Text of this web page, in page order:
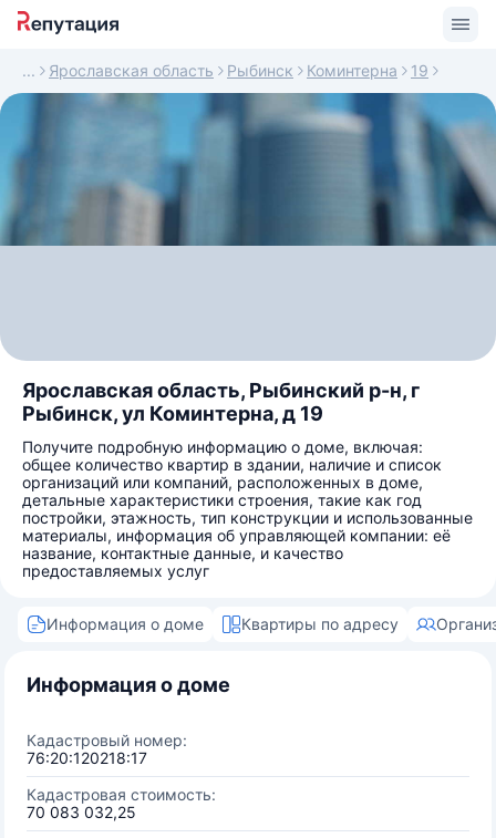
Ярославская область Рыбинск Коминтерна 19
Ярославская область, Рыбинский р-н, г
Рыбинск, ул Коминтерна, д 19
Получите подробную информацию о доме, включая:
общее количество квартир в здании, наличие и список
организаций или компаний, расположенных в доме,
детальные характеристики строения, такие как год
постройки, этажность, тип конструкции и использованные
материалы, информация об управляющей компании: её
название, контактные данные, и качество
предоставляемых услуг
Информация о доме Квартиры по адресу
Информация о доме
Кадастровый номер:
76:20:120218:17
Кадастровая стоимость:
70 083 032,25